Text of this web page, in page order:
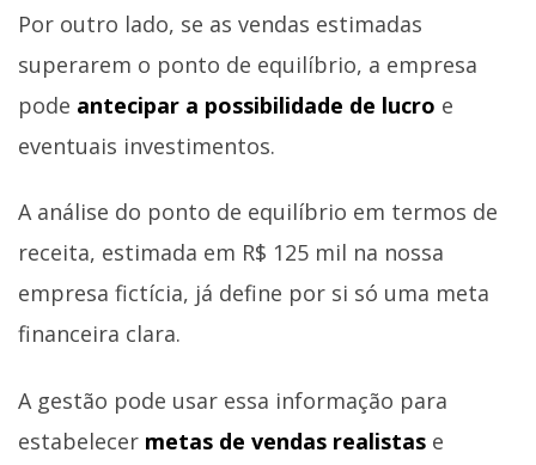
Por outro lado, se as vendas estimadas
superarem o ponto de equilíbrio, a empresa
pode antecipar a possibilidade de lucro e
eventuais investimentos.
A análise do ponto de equilíbrio em termos de
receita, estimada em R$ 125 mil na nossa
empresa fictícia, já define por si só uma meta
financeira clara.
A gestão pode usar essa informação para
estabelecer metas de vendas realistas e